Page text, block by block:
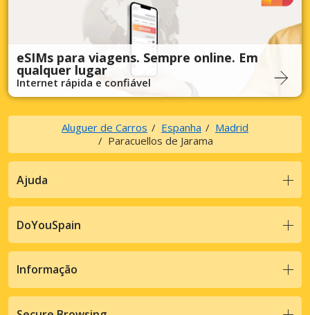
eSIMs para viagens. Sempre online. Em
qualquer lugar
Internet rápida e confiável
Aluguer de Carros Espanha
Madrid
Paracuellos de Jarama
Ajuda
DoYouSpain
Informação